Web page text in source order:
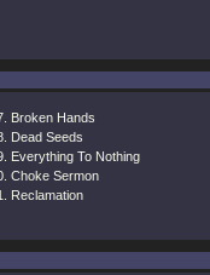
Broken Hands
Dead Seeds
Everything To Nothing
Choke Sermon
Reclamation